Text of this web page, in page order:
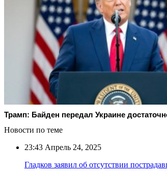
Трамп: Байден передал Украине
Новости по теме
23:43 Апрель 24, 2025
Гладков заявил об отсутствии